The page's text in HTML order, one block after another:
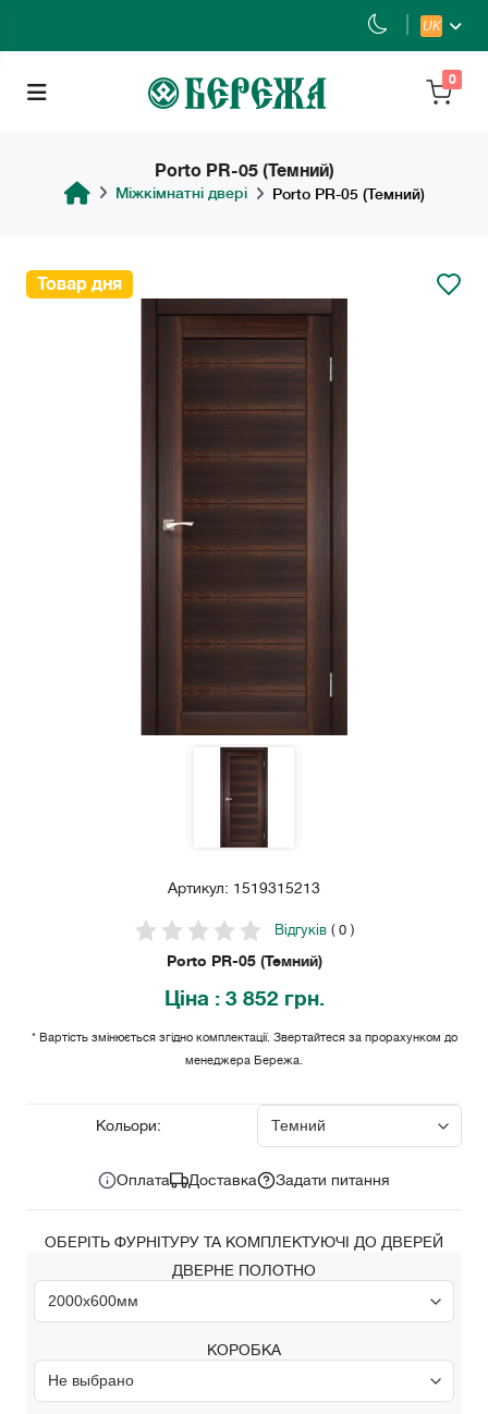
UK
0
Porto PR-05 (Темний)
Міжкімнатні двері Porto PR-05 (Темний)
Товар дня
Артикул: 1519315213
Відгуків( 0 )
Porto PR-05 (Темний)
Ціна : 3 852 грн.
* Вартість змінюється згідно комплектації. Звертайтеся за прорахунком до
менеджера Бережа.
Кольори:
Оплата Доставка Задати питання
ОБЕРІТЬ ФУРНІТУРУ ТА КОМПЛЕКТУЮЧІ ДО ДВЕРЕЙ
ДВЕРНЕ ПОЛОТНО
КОРОБКА